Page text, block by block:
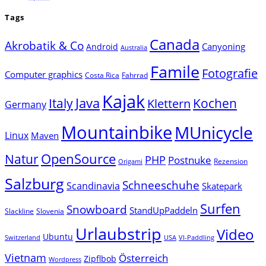
Tags
Akrobatik & Co Android Australia Canada Canyoning
Computer graphics Costa Rica Fahrrad Famile Fotografie
Germany Italy Java Kajak Klettern Kochen
Linux Maven MountainbikeMUnicycle
NaturOpenSource Origami PHP Postnuke Rezension
SalzburgScandinavia Schneeschuhe Skatepark
Slackline Slovenia Snowboard StandUpPaddeln Surfen
Switzerland Ubuntu Urlaubstrip USA VI-Paddling Video
Vietnam Wordpress Zipflbob Österreich